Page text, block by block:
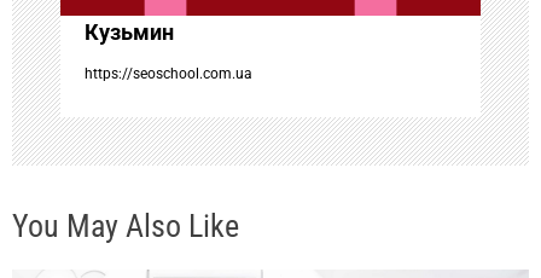
п
и
с
я
Кузьмин
https://seoschool.com.ua
You May Also Like